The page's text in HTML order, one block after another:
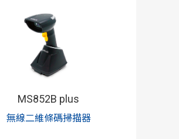
MS852B plus
無線二維條碼掃描器